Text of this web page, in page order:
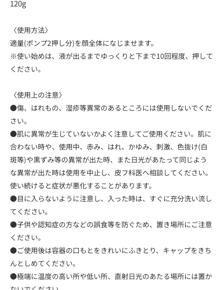
120g
〈使用方法〉
適量(ポンプ2押し分)を顔全体になじませます。
※使い始めは、液が出るまでゆっくりと下まで10回程度、押して
ください。
〈使用上の注意〉
●傷、はれもの、湿疹等異常のあるところには使用しないでくだ
さい。
●肌に異常が生じていないかよく注意してご使用ください。肌に
合わない時や、使用中、赤み、はれ、かゆみ、刺激、色抜け(白
斑等)や黒ずみ等の異常が出た時、また日光があたって同じよう
な異常が出た時は使用を中止し、皮フ科医へ相談してください。
使い続けると症状が悪化することがあります。
●目に入らないように注意し、入った時は、すぐに充分洗い流し
てください。
●子供や認知症の方などの誤食等を防ぐため、置き場所にご注意
ください。
●ご使用後は容器の口もとをきれいにふきとり、キャップをきち
んとしめてください。
●極端に温度の高い所や低い所、直射日光のあたる場所には置か